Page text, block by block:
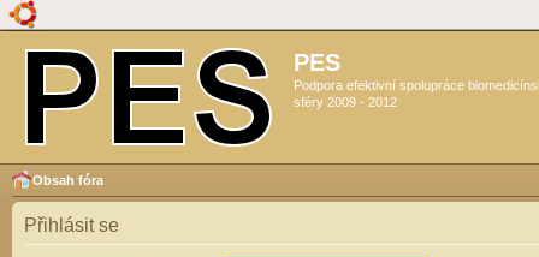
PES
Podpora efektivní spolupráce
sféry 2009 - 2012
Obsah fóra
Přihlásit se